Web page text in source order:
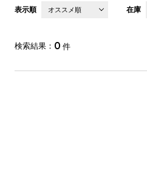
表示順 オススメ順 在庫
検索結果 0 件